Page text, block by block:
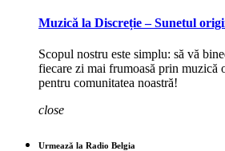
Muzică la Discreție – Sunetul
Scopul nostru este simplu: să vă
fiecare zi mai frumoasă prin muzică
pentru comunitatea noastră!
close
Urmează la Radio Belgia